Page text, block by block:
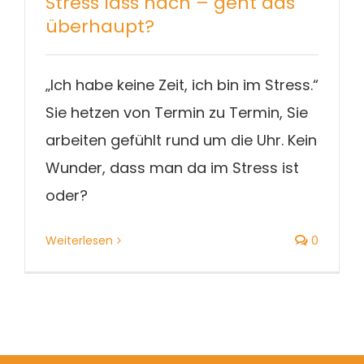
überhaupt?
„Ich habe keine Zeit, ich bin im Stress.“
Sie hetzen von Termin zu Termin, Sie
arbeiten gefühlt rund um die Uhr. Kein
Wunder, dass man da im Stress ist
oder?
Weiterlesen 0